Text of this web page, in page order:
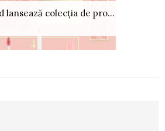
lansează colecția de pro...